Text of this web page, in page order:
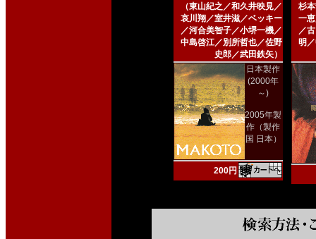
（東山紀之／和久井映見／
哀川翔／室井滋／ベッキー
／河合美智子／小堺一機／
中島啓江／別所哲也／佐野
史郎／武田鉄矢）
日本製作
(2000年
～)
2005年製
作（製作
国 日本）
200円
杉
一
／
明